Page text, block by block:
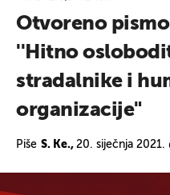
Otvoreno
''Hitno
stradalnike i
organizacije"
Piše S. Ke., 20. siječnja 2021.